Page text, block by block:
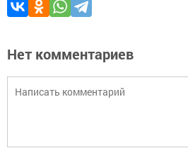
Нет комментариев